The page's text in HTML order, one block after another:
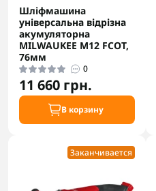
Шліфмашина
універсальна відрізна
акумуляторна
MILWAUKEE M12 FCOT,
76мм
0
11 660 грн.
В корзину
Заканчивается